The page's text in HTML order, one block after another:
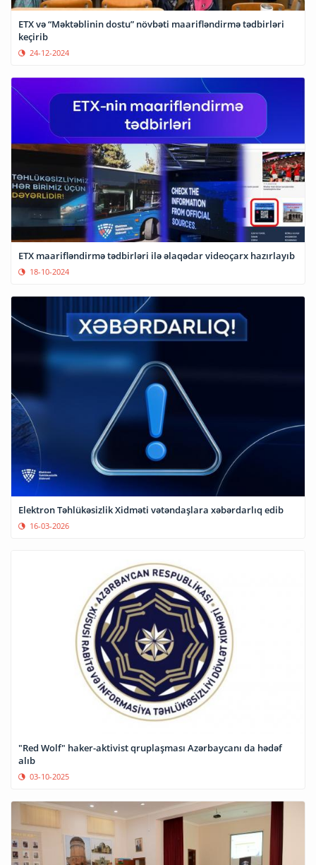
ETX və “Məktəblinin dostu” növbəti maarifləndirmə tədbirləri
keçirib
24-12-2024
ETX maarifləndirmə tədbirləri ilə əlaqədar videoçarx hazırlayıb
18-10-2024
Elektron Təhlükəsizlik Xidməti vətəndaşlara xəbərdarlıq edib
16-03-2026
"Red Wolf" haker-aktivist qruplaşması Azərbaycanı da hədəf
alıb
03-10-2025